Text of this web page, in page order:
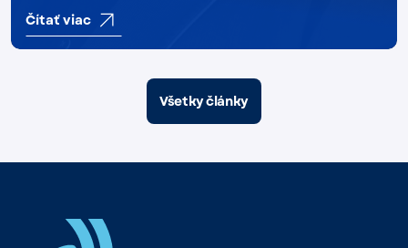
Čítať viac
Všetky články